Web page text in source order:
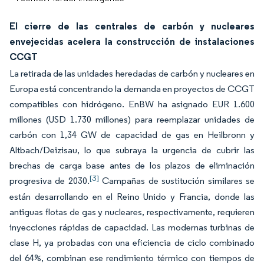
El cierre de las centrales de carbón y nucleares
envejecidas acelera la construcción de instalaciones
CCGT
La retirada de las unidades heredadas de carbón y nucleares en
Europa está concentrando la demanda en proyectos de CCGT
compatibles con hidrógeno. EnBW ha asignado EUR 1.600
millones (USD 1.730 millones) para reemplazar unidades de
carbón con 1,34 GW de capacidad de gas en Heilbronn y
Altbach/Deizisau, lo que subraya la urgencia de cubrir las
brechas de carga base antes de los plazos de eliminación
progresiva de 2030.[3] Campañas de sustitución similares se
están desarrollando en el Reino Unido y Francia, donde las
antiguas flotas de gas y nucleares, respectivamente, requieren
inyecciones rápidas de capacidad. Las modernas turbinas de
clase H, ya probadas con una eficiencia de ciclo combinado
del 64%, combinan ese rendimiento térmico con tiempos de